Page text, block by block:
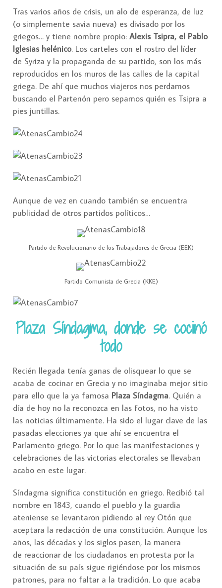
Tras varios años de crisis, un alo de esperanza, de luz
(o simplemente savia nueva) es divisado por los
griegos… y tiene nombre propio: Alexis Tsipra, el Pablo
Iglesias helénico. Los carteles con el rostro del líder
de Syriza y la propaganda de su partido, son los más
reproducidos en los muros de las calles de la capital
griega. De ahí que muchos viajeros nos perdamos
buscando el Partenón pero sepamos quién es Tsipra a
pies juntillas.
Aunque de vez en cuando también se encuentra
publicidad de otros partidos políticos…
Partido de Revolucionario de los Trabajadores de Grecia (EEK)
Partido Comunista de Grecia (KKE)
Plaza Síndagma, donde se cocinó
todo
Recién llegada tenía ganas de olisquear lo que se
acaba de cocinar en Grecia y no imaginaba mejor sitio
para ello que la ya famosa Plaza Síndagma. Quién a
día de hoy no la reconozca en las fotos, no ha visto
las noticias últimamente. Ha sido el lugar clave de las
pasadas elecciones ya que ahí se encuentra el
Parlamento griego. Por lo que las manifestaciones y
celebraciones de las victorias electorales se llevaban
acabo en este lugar.
Síndagma significa constitución en griego. Recibió tal
nombre en 1843, cuando el pueblo y la guardia
ateniense se levantaron pidiendo al rey Otón que
aceptara la redacción de una constitución. Aunque los
años, las décadas y los siglos pasen, la manera
de reaccionar de los ciudadanos en protesta por la
situación de su país sigue rigiéndose por los mismos
patrones, para no faltar a la tradición. Lo que acaba